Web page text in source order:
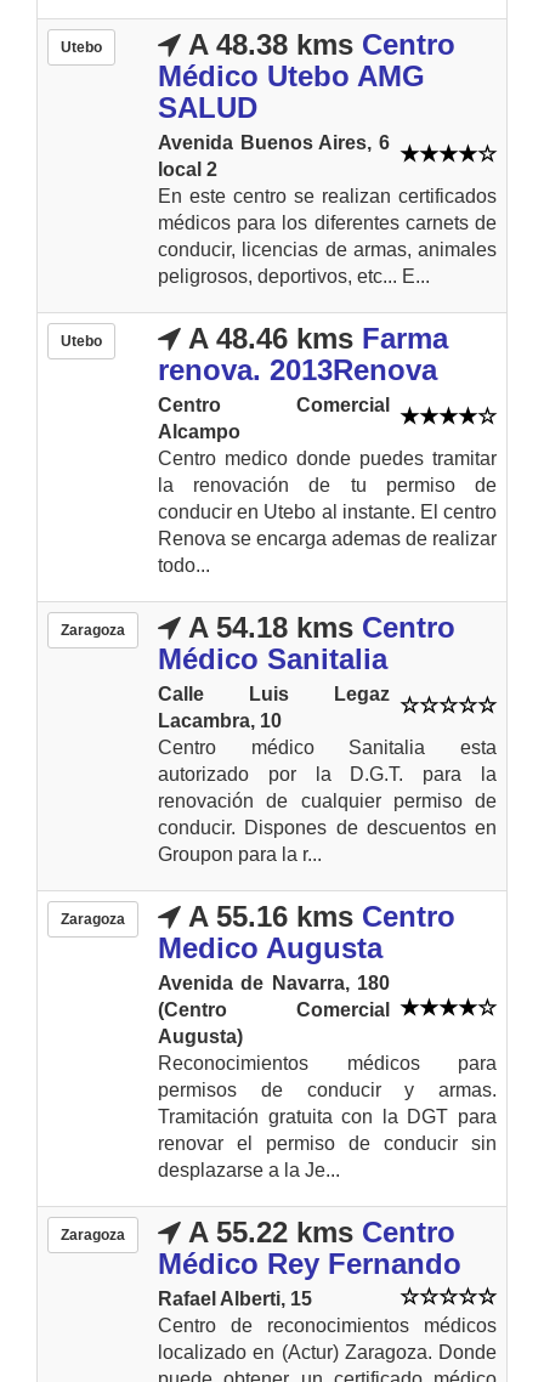
Utebo A 48.38 kms Centro
Médico Utebo AMG
SALUD
Avenida Buenos Aires, 6
local 2
En este centro se realizan certificados
médicos para los diferentes carnets de
conducir, licencias de armas, animales
peligrosos, deportivos, etc... E...
Utebo A 48.46 kms Farma
renova. 2013Renova
Centro Comercial
Alcampo
Centro medico donde puedes tramitar
la renovación de tu permiso de
conducir en Utebo al instante. El centro
Renova se encarga ademas de realizar
todo...
Zaragoza A 54.18 kms Centro
Médico Sanitalia
Calle Luis Legaz
Lacambra, 10
Centro médico Sanitalia esta
autorizado por la D.G.T. para la
renovación de cualquier permiso de
conducir. Dispones de descuentos en
Groupon para la r...
Zaragoza A 55.16 kms Centro
Medico Augusta
Avenida de Navarra, 180
(Centro Comercial
Augusta)
Reconocimientos médicos para
permisos de conducir y armas.
Tramitación gratuita con la DGT para
renovar el permiso de conducir sin
desplazarse a la Je...
Zaragoza A 55.22 kms Centro
Médico Rey Fernando
Rafael Alberti, 15
Centro de reconocimientos médicos
localizado en (Actur) Zaragoza. Donde